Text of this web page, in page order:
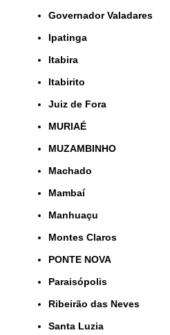
Governador Valadares
Ipatinga
Itabira
Itabirito
Juiz de Fora
MURIAÉ
MUZAMBINHO
Machado
Mambaí
Manhuaçu
Montes Claros
PONTE NOVA
Paraisópolis
Ribeirão das Neves
Santa Luzia